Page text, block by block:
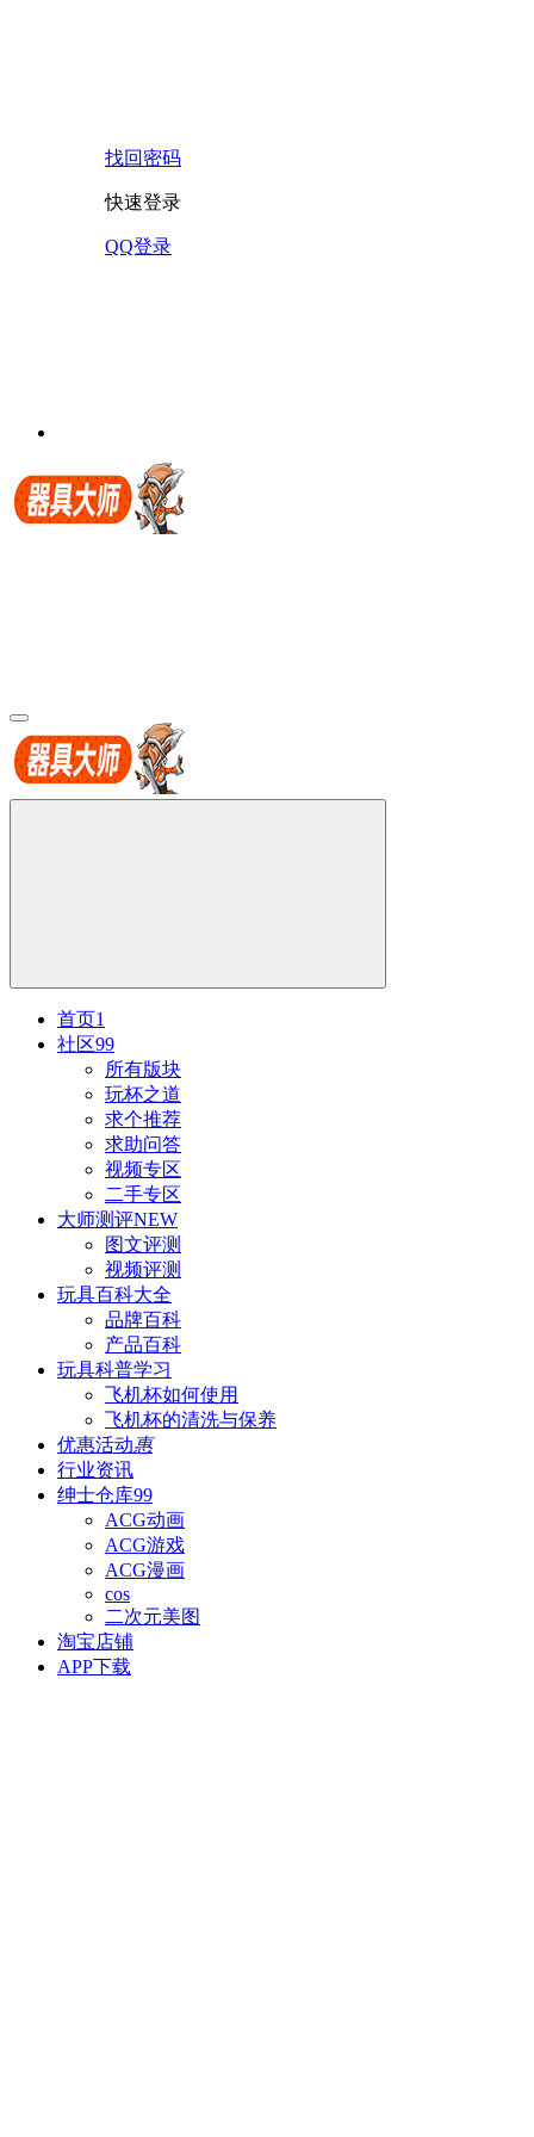
找回密码
快速登录
QQ登录
首页1
社区99
所有版块
玩杯之道
求个推荐
求助问答
视频专区
二手专区
大师测评NEW
图文评测
视频评测
玩具百科大全
品牌百科
产品百科
玩具科普学习
飞机杯如何使用
飞机杯的清洗与保养
优惠活动惠
行业资讯
绅士仓库99
ACG动画
ACG游戏
ACG漫画
cos
二次元美图
淘宝店铺
APP下载